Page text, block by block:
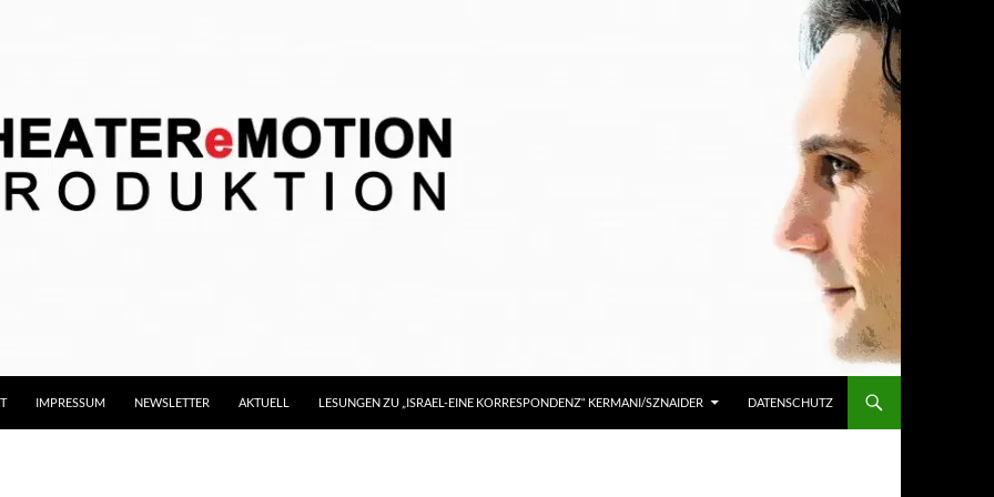
IMPRESSUM NEWSLETTER AKTUELL LESUNGEN ZU „ISRAEL-EINE KORRESPONDENZ“ KERMANI/SZNAIDER DATENSCHUTZ